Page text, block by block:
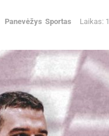
Panevėžys Sportas Laikas: